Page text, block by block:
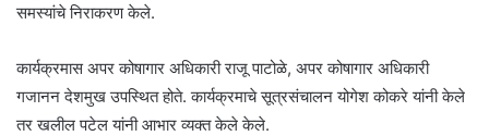
समस्यांचे निराकरण केले.
कार्यक्रमास अपर कोषागार अधिकारी राजू पाटोळे, अपर कोषागार अधिकारी
गजानन देशमुख उपस्थित होते. कार्यक्रमाचे सूत्रसंचालन योगेश कोकरे यांनी केले
तर खलील पटेल यांनी आभार व्यक्त केले केले.